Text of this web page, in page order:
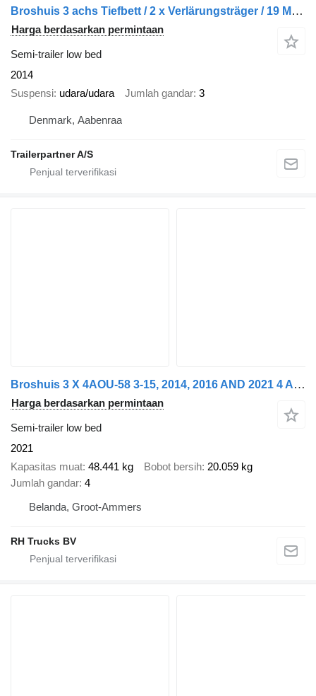
Broshuis 3 achs Tiefbett / 2 x Verlärungsträger / 19 M Broshuis 3 achs T
Harga berdasarkan permintaan
Semi-trailer low bed
2014
Suspensi udara/udara Jumlah gandar 3
Denmark, Aabenraa
Trailerpartner A/S
Broshuis 3 X 4AOU-58 3-15, 2014, 2016 AND 2021 4 AXLE FORCED STEERING. 3
Harga berdasarkan permintaan
Semi-trailer low bed
2021
Kapasitas muat 48.441 kg Bobot bersih 20.059 kg
Jumlah gandar 4
Belanda, Groot-Ammers
RH Trucks BV